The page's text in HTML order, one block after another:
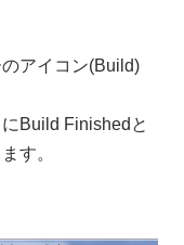
アイコン(Build)
Build Finishedと
す。